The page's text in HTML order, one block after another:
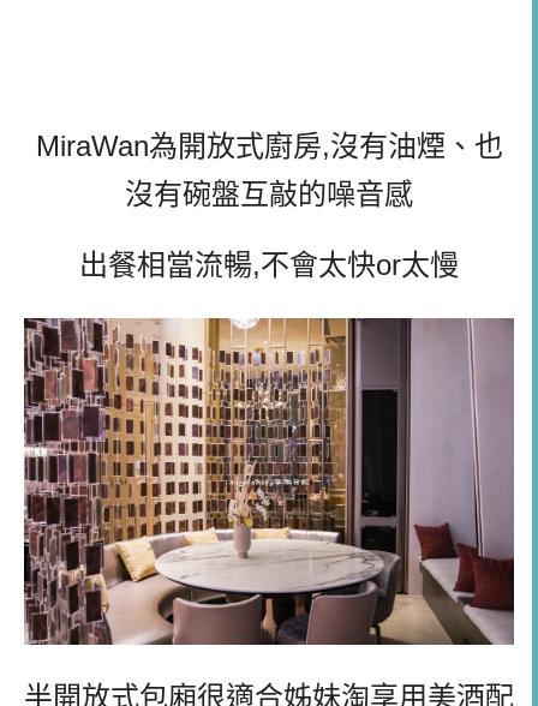
MiraWan為開放式廚房,沒有油煙、也
沒有碗盤互敲的噪音感
出餐相當流暢,不會太快or太慢
半開放式包廂很適合姊妹淘享用美酒配